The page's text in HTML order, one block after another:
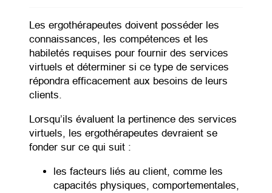
Les ergothérapeutes doivent posséder les
connaissances, les compétences et les
habiletés requises pour fournir des services
virtuels et déterminer si ce type de services
répondra efficacement aux besoins de leurs
clients.
Lorsqu’ils évaluent la pertinence des services
virtuels, les ergothérapeutes devraient se
fonder sur ce qui suit :
les facteurs liés au client, comme les
capacités physiques, comportementales,